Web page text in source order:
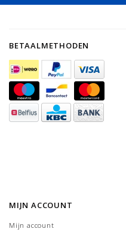
BETAALMETHODEN
MIJN ACCOUNT
Mijn account